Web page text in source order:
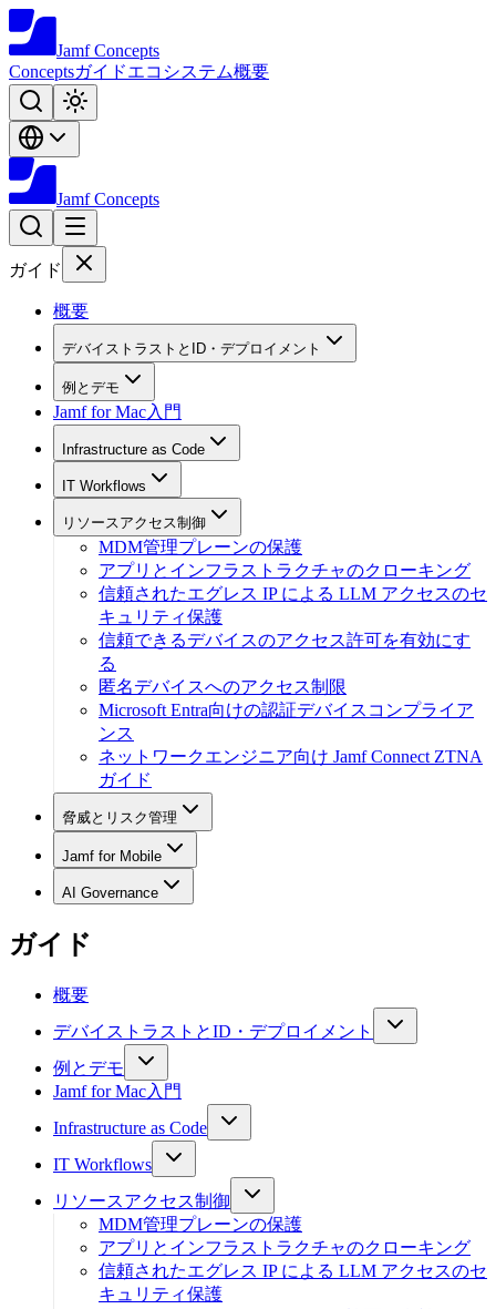
Jamf Concepts
Conceptsガイドエコシステム概要
Jamf Concepts
ガイド
概要
デバイストラストとID・デプロイメント
例とデモ
Jamf for Mac入門
Infrastructure as Code
IT Workflows
リソースアクセス制御
MDM管理プレーンの保護
アプリとインフラストラクチャのクローキング
信頼されたエグレス IP による LLM アクセスのセ
キュリティ保護
信頼できるデバイスのアクセス許可を有効にす
る
匿名デバイスへのアクセス制限
Microsoft Entra向けの認証デバイスコンプライア
ンス
ネットワークエンジニア向け Jamf Connect ZTNA
ガイド
脅威とリスク管理
Jamf for Mobile
AI Governance
ガイド
概要
デバイストラストとID・デプロイメント
例とデモ
Jamf for Mac入門
Infrastructure as Code
IT Workflows
リソースアクセス制御
MDM管理プレーンの保護
アプリとインフラストラクチャのクローキング
信頼されたエグレス IP による LLM アクセスのセ
キュリティ保護